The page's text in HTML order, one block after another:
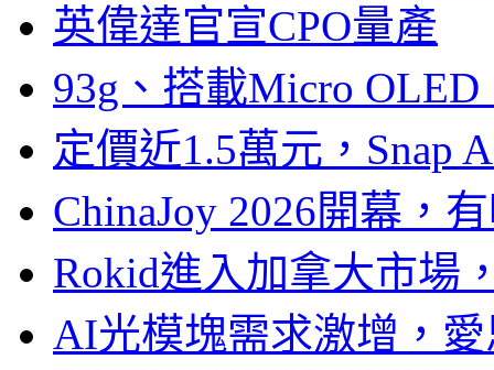
英偉達官宣CPO量產
93g、搭載Micro
定價近1.5萬元，Snap
ChinaJoy 2026開幕，
Rokid進入加拿大市場
AI光模塊需求激增，